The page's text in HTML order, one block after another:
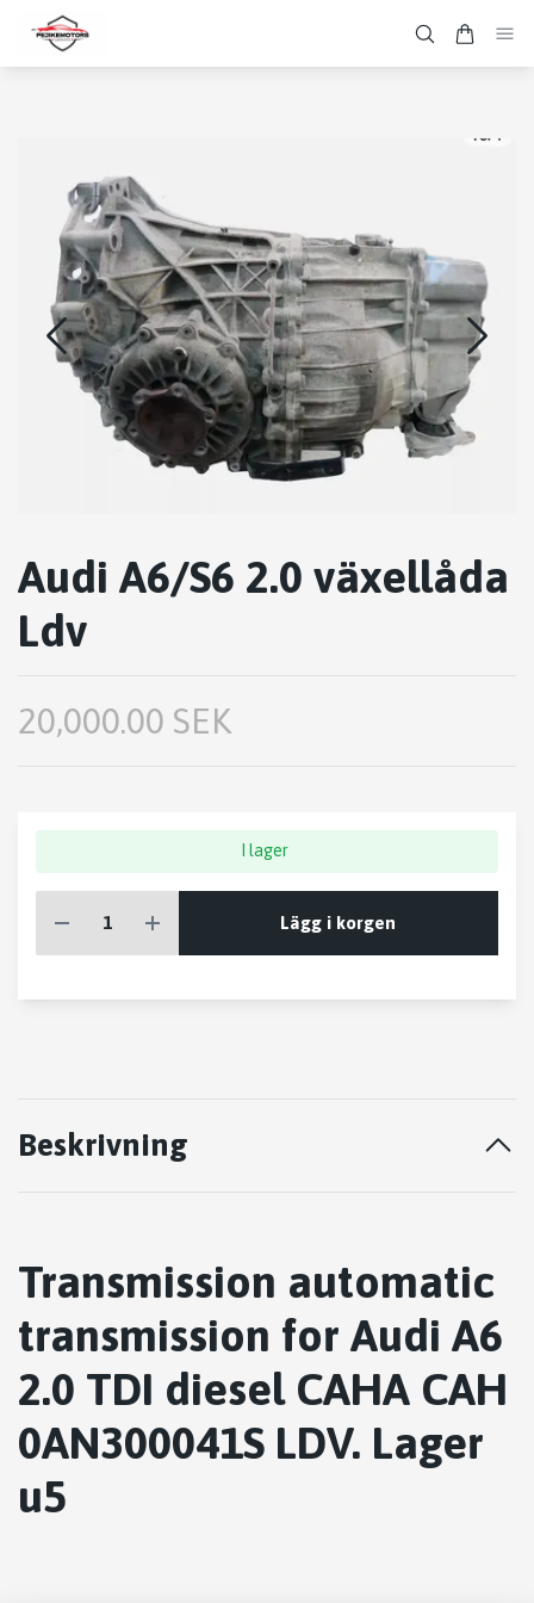
Audi A6/S6 2.0 växellåda
Ldv
20,000.00 SEK
I lager
Lägg i korgen
Beskrivning
Transmission automatic
transmission for Audi A6
2.0 TDI diesel CAHA CAH
0AN300041S LDV. Lager
u5